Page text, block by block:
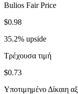
Bulios Fair Price
$0.98
35.2% upside
Τρέχουσα τιμή
$0.73
Υποτιμημένο Δίκαιη